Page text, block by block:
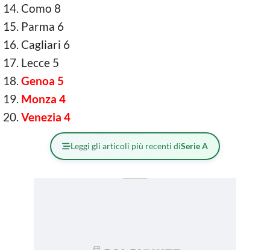
Como 8
Parma 6
Cagliari 6
Lecce 5
Genoa 5
Monza 4
Venezia 4
Leggi gli articoli più recenti diSerie A